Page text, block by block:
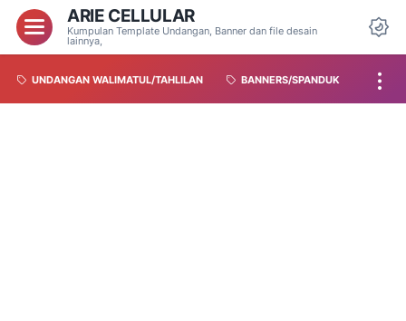
ARIE CELLULAR
Kumpulan Template Undangan, Banner dan file desain
lainnya,
UNDANGAN WALIMATUL/TAHLILAN BANNERS/SPANDUK